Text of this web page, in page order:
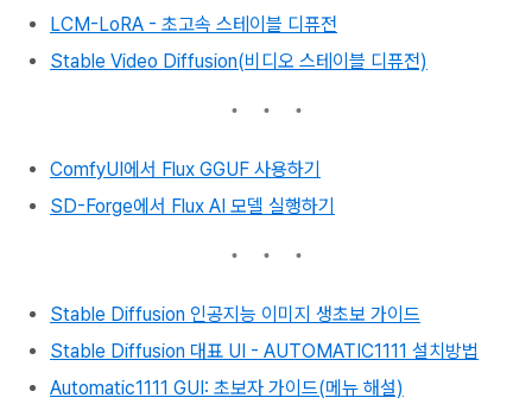
LCM-LoRA - 초고속 스테이블 디퓨전
Stable Video Diffusion(비디오 스테이블 디퓨전)
ComfyUI에서 Flux GGUF 사용하기
SD-Forge에서 Flux AI 모델 실행하기
Stable Diffusion 인공지능 이미지 생초보 가이드
Stable Diffusion 대표 UI - AUTOMATIC1111 설치방법
Automatic1111 GUI: 초보자 가이드(메뉴 해설)